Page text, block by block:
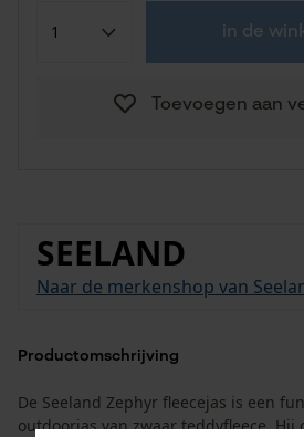
in de
Toevoegen aan
SEELAND
Naar de merkenshop van
Productomschrijving
De Seeland Zephyr fleecejas is een
outdoorjas van zwaar teddyfleece. Hij